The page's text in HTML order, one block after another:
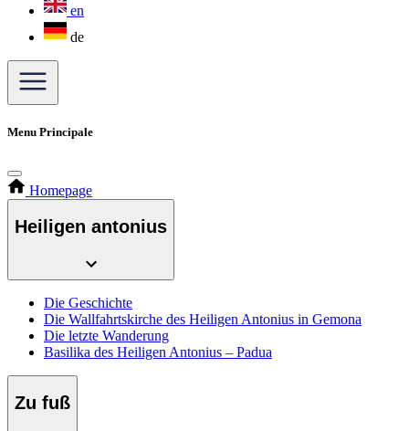
en
de
Menu Principale
Homepage
Heiligen antonius
Die Geschichte
Die Wallfahrtskirche des Heiligen Antonius in Gemona
Die letzte Wanderung
Basilika des Heiligen Antonius – Padua
Zu fuß